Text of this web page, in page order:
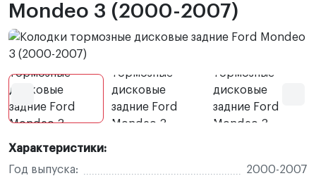
Mondeo 3 (2000-2007)
Характеристики:
Год выпуска:
2000-2007